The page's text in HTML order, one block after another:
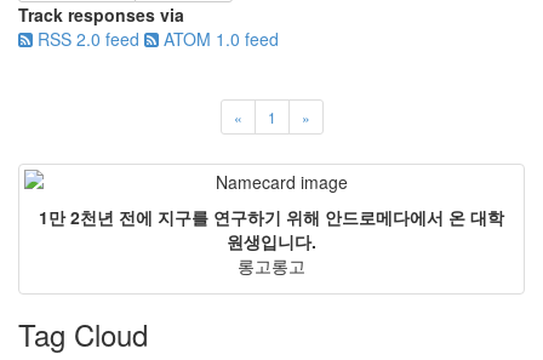
Track responses via
RSS 2.0 feed
ATOM 1.0 feed
« 1 »
1만 2천년 전에 지구를 연구하기 위해 안드로메다에서 온 대학
원생입니다.
롱고롱고
Tag Cloud